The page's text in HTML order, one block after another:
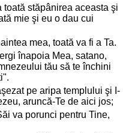
stăpânirea aceasta şi
mie şi eu o dau cui
mea, toată va fi a Ta.
înapoia Mea, satano,
tău să te închini
pe aripa templului şi I-
aruncă-Te de aici jos;
va porunci pentru Tine,